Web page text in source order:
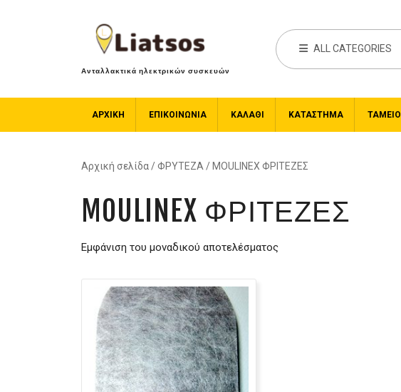
Ανταλλακτικά ηλεκτρικών συσκευών
ALL CATEGORIES
ΑΡΧΙΚΉ ΕΠΙΚΟΙΝΩΝΙΑ ΚΑΛΆΘΙ ΚΑΤΆΣΤΗΜΑ ΤΑΜΕΊΟ
Αρχική σελίδα /ΦΡΥΤΕΖΑ / MOULINEX ΦΡΙΤΕΖΕΣ
MOULINEX ΦΡΙΤΕΖΕΣ
Εμφάνιση του μοναδικού αποτελέσματος